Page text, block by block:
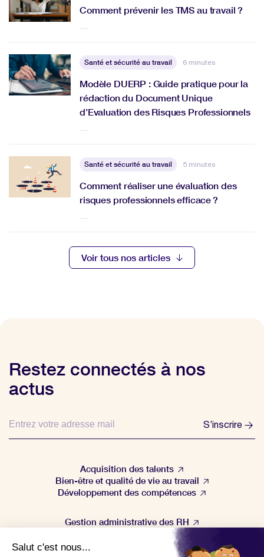
Comment prévenir les TMS au travail ?
Santé et sécurité au travail 6 minutes
Modèle DUERP : Guide pratique pour la
rédaction du Document Unique
d’Evaluation des Risques Professionnels
Santé et sécurité au travail 5 minutes
Comment réaliser une évaluation des
risques professionnels efficace ?
Voir tous nos articles
Restez connectés à nos
actus
S’inscrire
Acquisition des talents
Bien-être et qualité de vie au travail
Développement des compétences
Gestion administrative des RH
Gestion de la performance